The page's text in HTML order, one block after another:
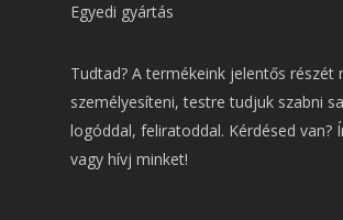
Egyedi gyártás
Tudtad? A termékeink jelentős részét
személyesíteni, testre tudjuk szabni
logóddal, feliratoddal. Kérdésed van?
vagy hívj minket!